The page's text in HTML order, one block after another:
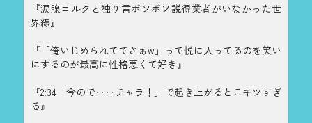
『涙腺コルクと独り言ボソボソ説得業者がいなかった世
界線』
『「俺いじめられててさぁw」って悦に入ってるのを笑い
にするのが最高に性格悪くて好き』
『2:34「今ので‥‥チャラ！」で起き上がるとこキツすぎ
る』